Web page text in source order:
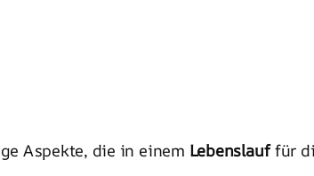
Aspekte, die in einem Lebenslauffür